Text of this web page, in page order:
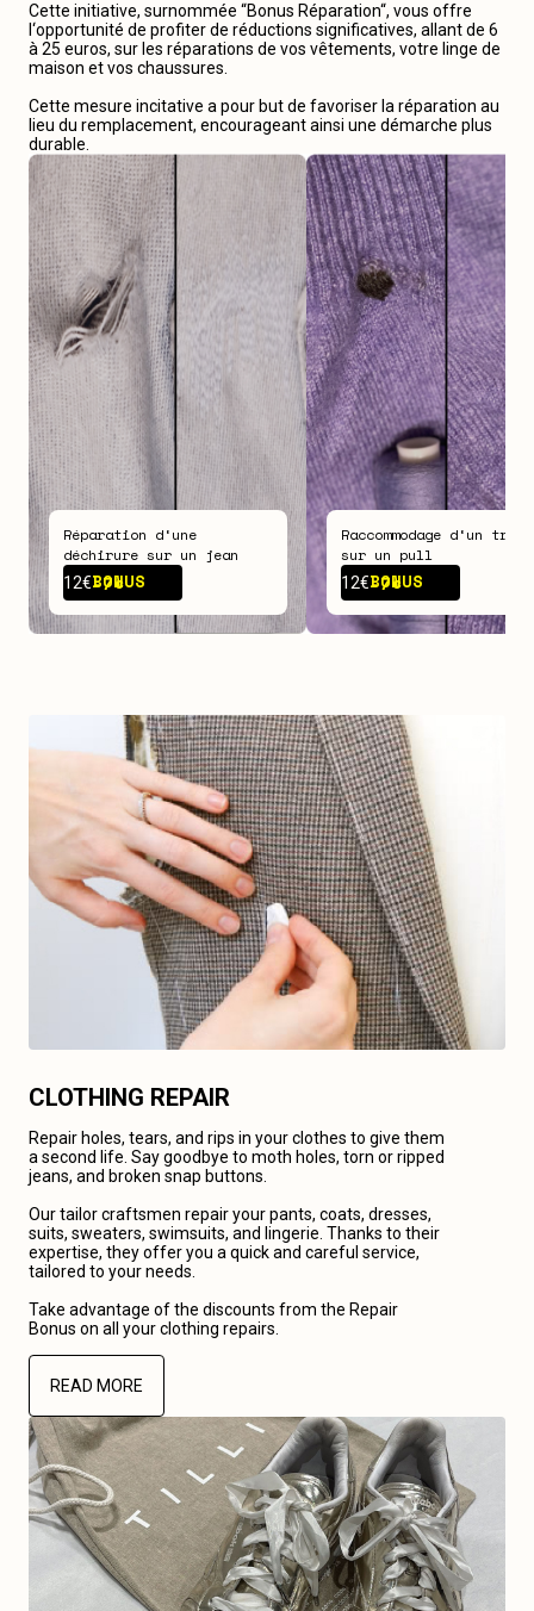
Cette initiative, surnommée “Bonus Réparation“, vous offre
l‘opportunité de profiter de réductions significatives, allant de 6
à 25 euros, sur les réparations de vos vêtements, votre linge de
maison et vos chaussures.
Cette mesure incitative a pour but de favoriser la réparation au
lieu du remplacement, encourageant ainsi une démarche plus
durable.
Réparation d‘une
déchirure sur un jean
12€BONUS -7€
Raccommodage d‘un trou
sur un pull
12€BONUS -7€
CLOTHING REPAIR
Repair holes, tears, and rips in your clothes to give them
a second life. Say goodbye to moth holes, torn or ripped
jeans, and broken snap buttons.
Our tailor craftsmen repair your pants, coats, dresses,
suits, sweaters, swimsuits, and lingerie. Thanks to their
expertise, they offer you a quick and careful service,
tailored to your needs.
Take advantage of the discounts from the Repair
Bonus on all your clothing repairs.
READ MORE